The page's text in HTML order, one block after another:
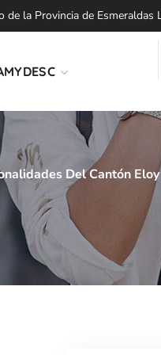
la Provincia de
Del Cantón